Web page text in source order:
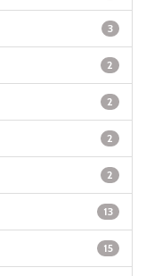
3
2
2
2
2
13
15